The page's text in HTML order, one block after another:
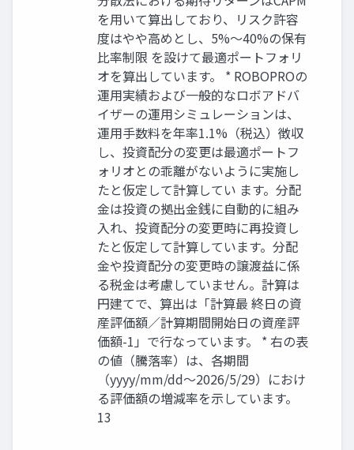
を用いて算出しており、リスク許容
度はやや高めとし、5%〜40%の保有
比率制限 を設けて最適ポートフォリ
オを算出しています。 * ROBOPROの
運用実績および一般的なロボアドバ
イザーの運用シミュレーションは、
運用手数料を年率1.1%（税込）徴収
し、投資配分の変更は最適ポートフ
ォリオとの乖離がないように実施し
たと仮定して計算してい ます。分配
金は投資の拠出金銭に自動的に組み
入れ、投資配分の変更時に再投資し
たと仮定して計算しています。分配
金や投資配分の変更時の譲渡益に係
る税金は考慮していません。計算は
円建てで、算出は「計算最 終日の資
産評価額／計算期間開始日の資産評
価額-1」で行なっています。 * 右の表
の値（騰落率）は、各期間
（yyyy/mm/dd〜2026/5/29）におけ
る評価額の増減率を示しています。
13